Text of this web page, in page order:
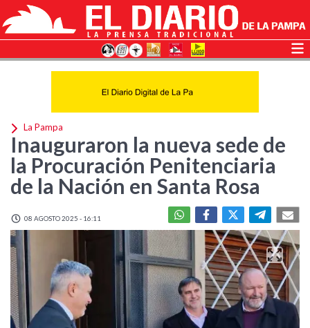
La Pampa
Inauguraron la nueva sede de
la Procuración Penitenciaria
de la Nación en Santa Rosa
08 AGOSTO 2025 - 16:11